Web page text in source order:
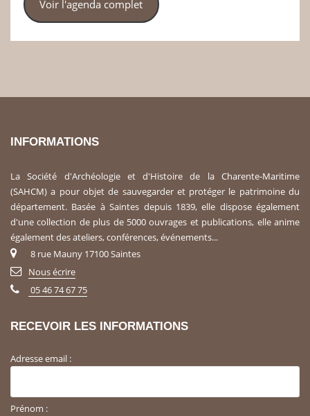
Voir l'agenda complet
INFORMATIONS
La Société d'Archéologie et d'Histoire de la Charente-Maritime
(SAHCM) a pour objet de sauvegarder et protéger le patrimoine du
département. Basée à Saintes depuis 1839, elle dispose également
d'une collection de plus de 5000 ouvrages et publications, elle anime
également des ateliers, conférences, événements...
8 rue Mauny 17100 Saintes
Nous écrire
05 46 74 67 75
RECEVOIR LES INFORMATIONS
Adresse email :
Prénom :